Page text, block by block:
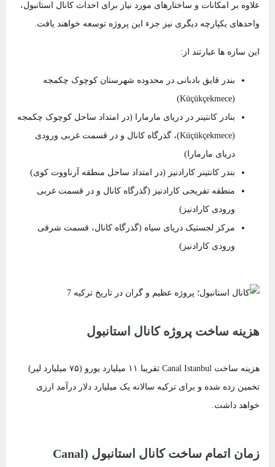
علاوه بر امکانات و ساختارهای مورد نیاز برای احداث کانال استانبول،
واحدهای یکپارچه دیگری نیز جزء این پروژه توسعه خواهند یافت.
این سازه ها عبارتند از:
بندر قایق بادبانی در محدوده شهرستان کوچوک چکمجه
(Küçükçekmece)
بنادر کانتینر در دریای مارمارا (در امتداد ساحل کوچوک چکمجه
(Küçükçekmece)، گذرگاه کانال و در قسمت غربی ورودی
دریای مارمارا)
بندر کانتینر کارادنیز (در امتداد ساحل منطقه آرناووت کوی)
منطقه تفریحی کارادنیز (گذرگاه کانال و در قسمت غربی
ورودی کارادنیز)
مرکز لجستیک دریای سیاه (گذرگاه کانال، قسمت شرقی
ورودی کارادنیز)
هزینه ساخت پروژه کانال استانبول
هزینه ساخت Canal Istanbul تقریبا ۱۱ میلیارد یورو (۷۵ میلیارد لیر)
تخمین زده شده و برای ترکیه سالانه یک میلیارد دلار درآمد ارزی
خواهد داشت.
زمان اتمام ساخت کانال استانبول (Canal